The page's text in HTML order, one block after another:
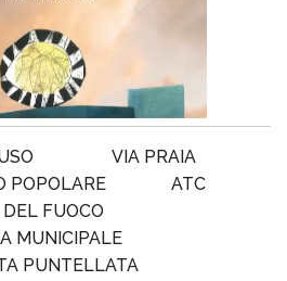
VIA PRAIA
POPOLARE
ATC
FUOCO
MUNICIPALE
PUNTELLATA